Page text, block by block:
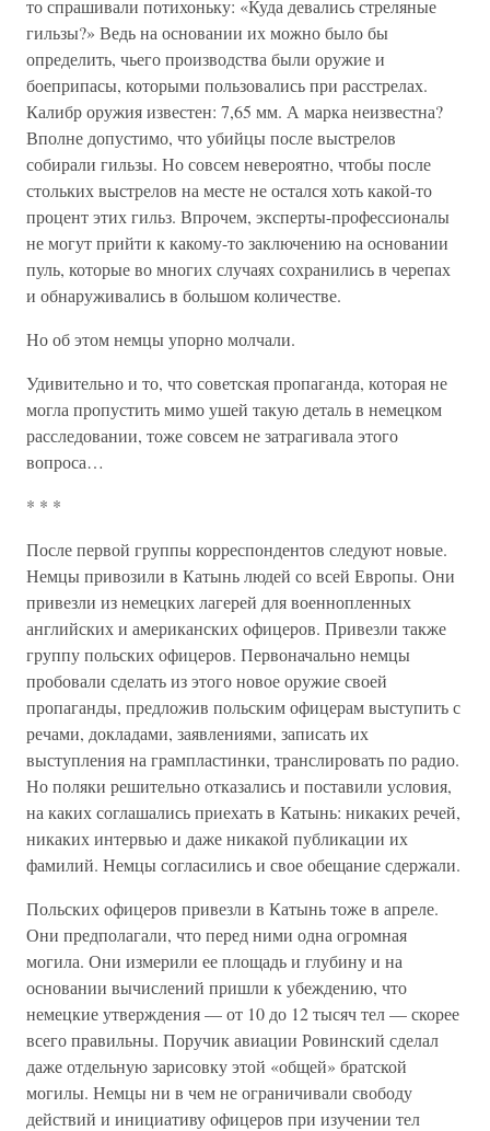
то спрашивали потихоньку: «Куда девались стреляные
гильзы?» Ведь на основании их можно было бы
определить, чьего производства были оружие и
боеприпасы, которыми пользовались при расстрелах.
Калибр оружия известен: 7,65 мм. А марка неизвестна?
Вполне допустимо, что убийцы после выстрелов
собирали гильзы. Но совсем невероятно, чтобы после
стольких выстрелов на месте не остался хоть какой-то
процент этих гильз. Впрочем, эксперты-профессионалы
не могут прийти к какому-то заключению на основании
пуль, которые во многих случаях сохранились в черепах
и обнаруживались в большом количестве.
Но об этом немцы упорно молчали.
Удивительно и то, что советская пропаганда, которая не
могла пропустить мимо ушей такую деталь в немецком
расследовании, тоже совсем не затрагивала этого
вопроса…
* * *
После первой группы корреспондентов следуют новые.
Немцы привозили в Катынь людей со всей Европы. Они
привезли из немецких лагерей для военнопленных
английских и американских офицеров. Привезли также
группу польских офицеров. Первоначально немцы
пробовали сделать из этого новое оружие своей
пропаганды, предложив польским офицерам выступить с
речами, докладами, заявлениями, записать их
выступления на грампластинки, транслировать по радио.
Но поляки решительно отказались и поставили условия,
на каких соглашались приехать в Катынь: никаких речей,
никаких интервью и даже никакой публикации их
фамилий. Немцы согласились и свое обещание сдержали.
Польских офицеров привезли в Катынь тоже в апреле.
Они предполагали, что перед ними одна огромная
могила. Они измерили ее площадь и глубину и на
основании вычислений пришли к убеждению, что
немецкие утверждения — от 10 до 12 тысяч тел — скорее
всего правильны. Поручик авиации Ровинский сделал
даже отдельную зарисовку этой «общей» братской
могилы. Немцы ни в чем не ограничивали свободу
действий и инициативу офицеров при изучении тел